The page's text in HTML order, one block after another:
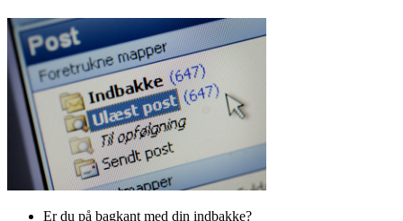
Er du på bagkant med din indbakke?